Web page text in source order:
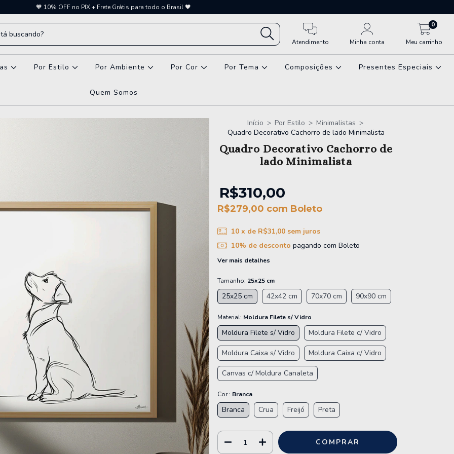
🧡 10% OFF no PIX + Frete Grátis para todo o Brasil 🖤
Atendimento Minha conta Meu carrinho
0
Por Estilo Por Ambiente Por Cor Por Tema Composições Presentes Especiais
Quem Somos
Início > Por Estilo > Minimalistas >
Quadro Decorativo Cachorro de lado Minimalista
Quadro Decorativo Cachorro de
lado Minimalista
R$310,00
R$279,00 com Boleto
10 x de R$31,00 sem juros
10% de desconto pagando com Boleto
Ver mais detalhes
Tamanho: 25x25 cm
25x25 cm 42x42 cm 70x70 cm 90x90 cm
Material: Moldura Filete s/ Vidro
Moldura Filete s/ Vidro Moldura Filete c/ Vidro
Moldura Caixa s/ Vidro Moldura Caixa c/ Vidro
Canvas c/ Moldura Canaleta
Cor : Branca
Branca Crua Freijó Preta